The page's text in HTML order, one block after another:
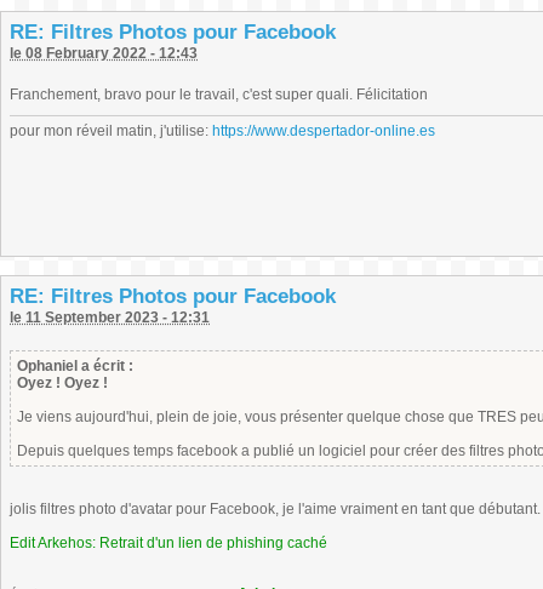
RE: Filtres Photos pour Facebook
le 08 February 2022 - 12:43
Franchement, bravo pour le travail, c'est super quali. Félicitation
pour mon réveil matin, j'utilise: https://www.despertador-online.es
RE: Filtres Photos pour Facebook
le 11 September 2023 - 12:31
Ophaniel a écrit :
Oyez ! Oyez !
Je viens aujourd'hui, plein de joie, vous présenter quelque chose que TRES
Depuis quelques temps facebook a publié un logiciel pour créer des filtres
jolis filtres photo d'avatar pour Facebook, je l'aime vraiment en tant que
Edit Arkehos: Retrait d'un lien de phishing caché